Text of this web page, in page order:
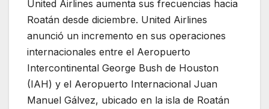
United Airlines aumenta sus frecuencias hacia
Roatán desde diciembre. United Airlines
anunció un incremento en sus operaciones
internacionales entre el Aeropuerto
Intercontinental George Bush de Houston
(IAH) y el Aeropuerto Internacional Juan
Manuel Gálvez, ubicado en la isla de Roatán